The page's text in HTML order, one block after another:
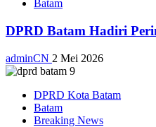
Batam
DPRD Batam Hadiri
adminCN 2 Mei 2026
DPRD Kota Batam
Batam
Breaking News